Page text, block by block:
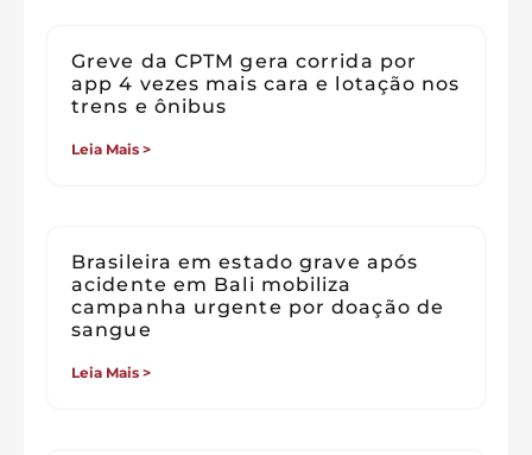
Greve da CPTM gera corrida por
app 4 vezes mais cara e lotação nos
trens e ônibus
Leia Mais >
Brasileira em estado grave após
acidente em Bali mobiliza
campanha urgente por doação de
sangue
Leia Mais >